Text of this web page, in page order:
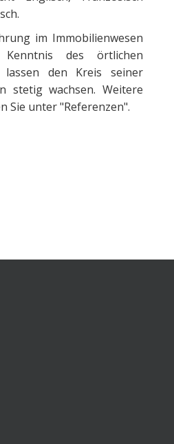
im Immobilienwesen
des örtlichen
lassen den Kreis seiner
stetig wachsen. Weitere
Sie unter "Referenzen".